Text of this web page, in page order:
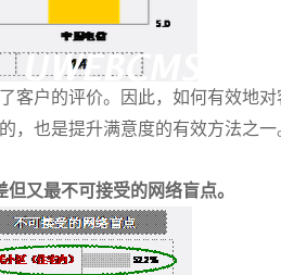
客户的评价。因此，如何有效地对
，也是提升满意度的有效方法之一
又最不可接受的网络盲点。